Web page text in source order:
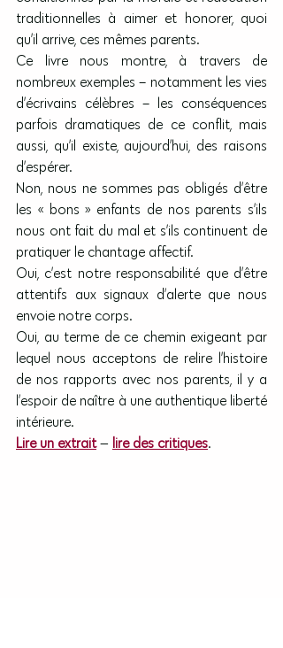
traditionnelles à aimer et honorer, quoi
qu’il arrive, ces mêmes parents.
Ce livre nous montre, à travers de
nombreux exemples – notamment les vies
d’écrivains célèbres – les conséquences
parfois dramatiques de ce conflit, mais
aussi, qu’il existe, aujourd’hui, des raisons
d’espérer.
Non, nous ne sommes pas obligés d’être
les « bons » enfants de nos parents s’ils
nous ont fait du mal et s’ils continuent de
pratiquer le chantage affectif.
Oui, c’est notre responsabilité que d’être
attentifs aux signaux d’alerte que nous
envoie notre corps.
Oui, au terme de ce chemin exigeant par
lequel nous acceptons de relire l’histoire
de nos rapports avec nos parents, il y a
l’espoir de naître à une authentique liberté
intérieure.
Lire un extrait — lire des critiques.